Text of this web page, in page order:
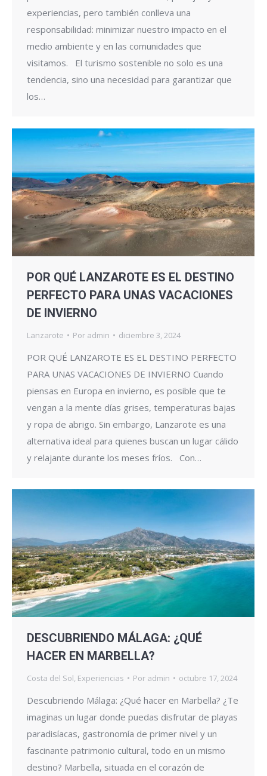
experiencias, pero también conlleva una
responsabilidad: minimizar nuestro impacto en el
medio ambiente y en las comunidades que
visitamos. El turismo sostenible no solo es una
tendencia, sino una necesidad para garantizar que
los…
POR QUÉ LANZAROTE ES EL DESTINO
PERFECTO PARA UNAS VACACIONES
DE INVIERNO
Lanzarote Por admin diciembre 3, 2024
POR QUÉ LANZAROTE ES EL DESTINO PERFECTO
PARA UNAS VACACIONES DE INVIERNO Cuando
piensas en Europa en invierno, es posible que te
vengan a la mente días grises, temperaturas bajas
y ropa de abrigo. Sin embargo, Lanzarote es una
alternativa ideal para quienes buscan un lugar cálido
y relajante durante los meses fríos. Con…
DESCUBRIENDO MÁLAGA: ¿QUÉ
HACER EN MARBELLA?
Costa del Sol Experiencias Por admin octubre 17, 2024
Descubriendo Málaga: ¿Qué hacer en Marbella? ¿Te
imaginas un lugar donde puedas disfrutar de playas
paradisíacas, gastronomía de primer nivel y un
fascinante patrimonio cultural, todo en un mismo
destino? Marbella, situada en el corazón de